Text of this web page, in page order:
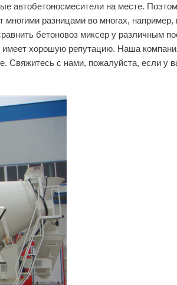
автобетоносмесители на месте.
разницами во многах, например,
бетоновоз миксер у различным
хорошую репутацию. Наша
Свяжитесь с нами, пожалуйста, если у